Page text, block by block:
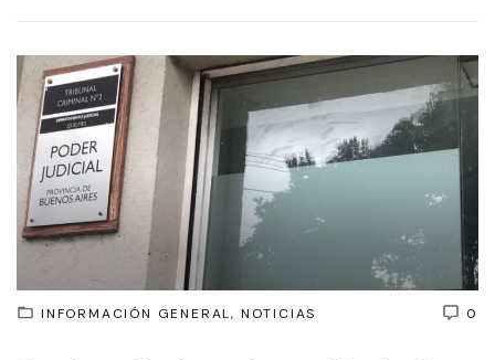
0
INFORMACIÓN GENERAL NOTICIAS